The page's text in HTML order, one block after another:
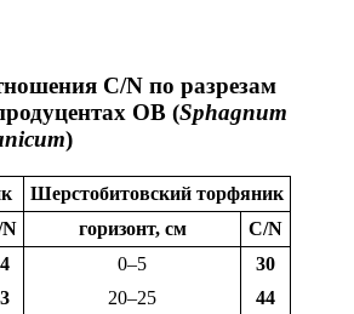
C/N по разрезам
ОВ (Sphagnum
)
Шерстобитовский торфяник
горизонт, см
C/N
0–5
30
20–25 44